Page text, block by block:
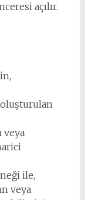
açılır.
oluşturulan
veya
ile,
veya